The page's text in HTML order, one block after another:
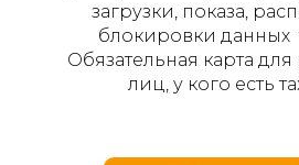
загрузки, показа,
блокировки данных
Обязательная карта
лиц, у кого есть